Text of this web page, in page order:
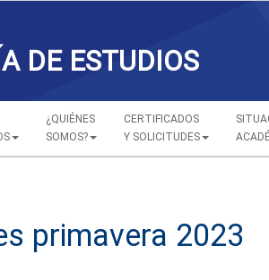
DE ESTUDIOS
¿QUIÉNES
SOMOS?
CERTIFICADOS
Y SOLICITUDES
primavera 2023